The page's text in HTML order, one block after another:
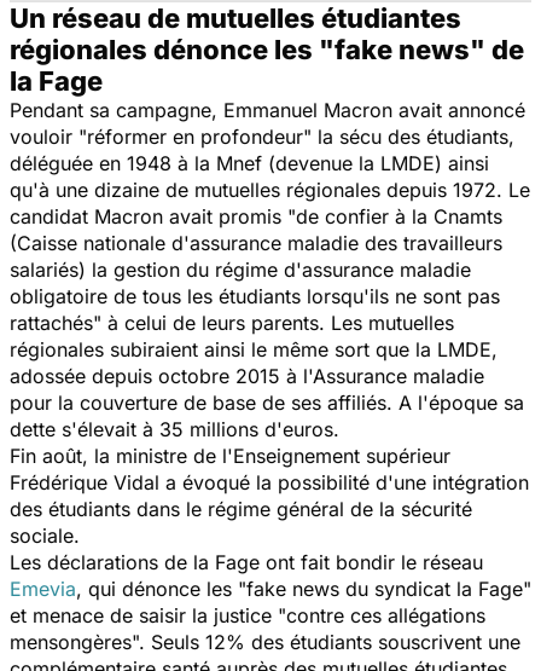
Un réseau de mutuelles étudiantes
régionales dénonce les "fake news" de
la Fage
Pendant sa campagne, Emmanuel Macron avait annoncé
vouloir "réformer en profondeur" la sécu des étudiants,
déléguée en 1948 à la Mnef (devenue la LMDE) ainsi
qu'à une dizaine de mutuelles régionales depuis 1972. Le
candidat Macron avait promis "de confier à la Cnamts
(Caisse nationale d'assurance maladie des travailleurs
salariés) la gestion du régime d'assurance maladie
obligatoire de tous les étudiants lorsqu'ils ne sont pas
rattachés" à celui de leurs parents. Les mutuelles
régionales subiraient ainsi le même sort que la LMDE,
adossée depuis octobre 2015 à l'Assurance maladie
pour la couverture de base de ses affiliés. A l'époque sa
dette s'élevait à 35 millions d'euros.
Fin août, la ministre de l'Enseignement supérieur
Frédérique Vidal a évoqué la possibilité d'une intégration
des étudiants dans le régime général de la sécurité
sociale.
Les déclarations de la Fage ont fait bondir le réseau
Emevia, qui dénonce les "fake news du syndicat la Fage"
et menace de saisir la justice "contre ces allégations
mensongères". Seuls 12% des étudiants souscrivent une